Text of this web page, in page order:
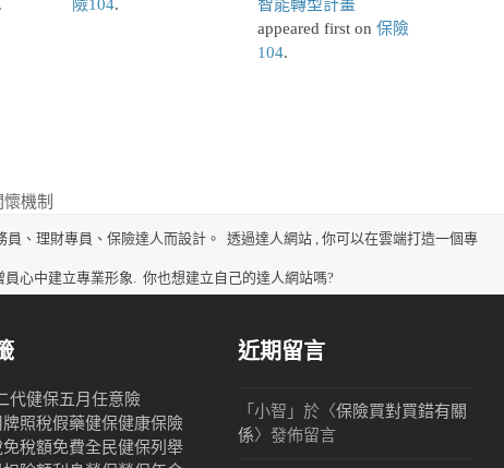
險104.
智能轉型計畫
appeared first on 保險
104.
機制
、理財專員、保險達人而設計。 透過達人網站 , 你可以在雲端打造一個專
員心中建立專業形象. 你也想建立自己的達人網站嗎?
代健保五月 任意險
照稅假藥健保健康保險
免稅額免費全民健保列舉
近期留言
「 小智 」於〈保險買對買錯有關
係〉發佈留言